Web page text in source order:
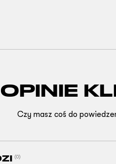
OPINIE
Czy masz coś do
(0)